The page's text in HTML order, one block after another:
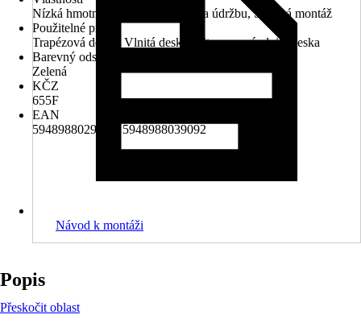
Nízká hmotnost, Nízké náklady na údržbu, Snadná montáž
Použitelné pro
Trapézová deska, Vlnitá deska, Bitumenová vlnitá deska
Barevný odstín
Zelená
KČZ
655F
EAN
5948988029604, 5948988039092
Návod k montáži
Popis
Přeskočit oblast